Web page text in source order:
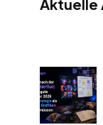
Aktuelle